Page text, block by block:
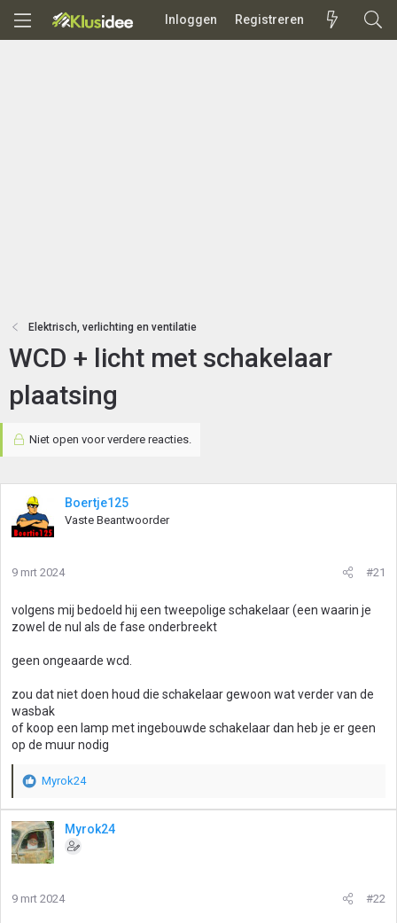
Inloggen Registreren
Elektrisch, verlichting en ventilatie
WCD + licht met schakelaar
plaatsing
Niet open voor verdere reacties.
Boertje125
Vaste Beantwoorder
9 mrt 2024 #21
volgens mij bedoeld hij een tweepolige schakelaar (een waarin je
zowel de nul als de fase onderbreekt
geen ongeaarde wcd.
zou dat niet doen houd die schakelaar gewoon wat verder van de
wasbak
of koop een lamp met ingebouwde schakelaar dan heb je er geen
op de muur nodig
W
a
r
d
e
i
Myrok24
Myrok24
9 mrt 2024 #22